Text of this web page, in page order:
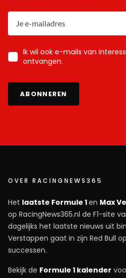
Ik wil ook e-mails van
ontvangen.
ABONNEREN
OVER RACINGNEWS365
Het laatste Formule 1en Max
op RacingNews365.nl de F1-site
dagelijks het laatste nieuws uit
Verstappen gaat in zijn Red Bull
successen.
Bekijk de Formule 1 kalender